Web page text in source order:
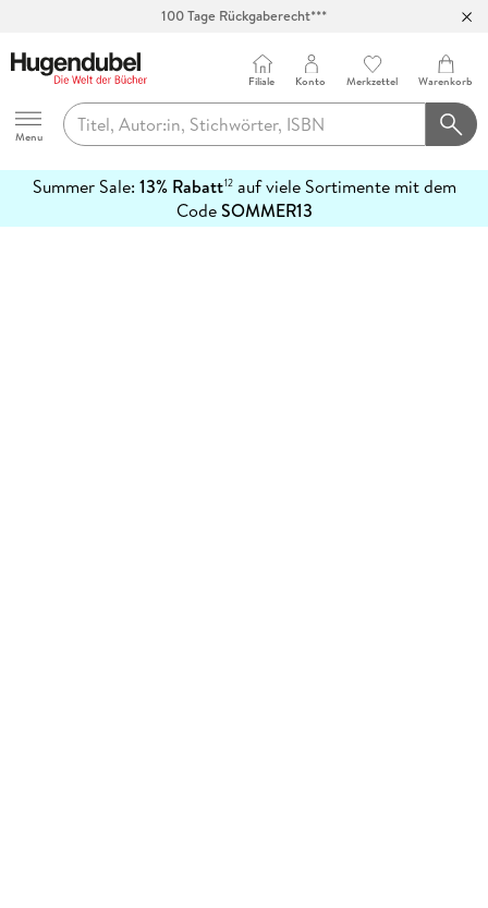
100 Tage Rückgaberecht***
Hugendubel
Menu
Filiale Konto Merkzettel Warenkorb
Summer Sale: 13% Rabatt12auf viele Sortimente mit dem
CodeSOMMER13
erfahren